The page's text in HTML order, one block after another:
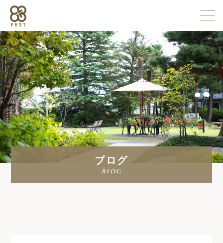
施設情報
企業情報
採用情報
よくある質問
ブログ
blog